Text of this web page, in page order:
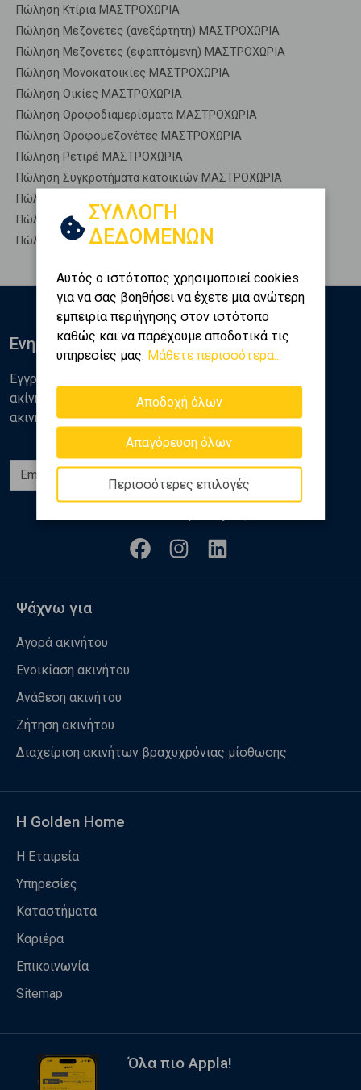
Πώληση Κτίρια ΜΑΣΤΡΟΧΩΡΙΑ
Πώληση Μεζονέτες (ανεξάρτητη) ΜΑΣΤΡΟΧΩΡΙΑ
Πώληση Μεζονέτες (εφαπτόμενη) ΜΑΣΤΡΟΧΩΡΙΑ
Πώληση Μονοκατοικίες ΜΑΣΤΡΟΧΩΡΙΑ
Πώληση Οικίες ΜΑΣΤΡΟΧΩΡΙΑ
Πώληση Οροφοδιαμερίσματα ΜΑΣΤΡΟΧΩΡΙΑ
Πώληση Οροφομεζονέτες ΜΑΣΤΡΟΧΩΡΙΑ
Πώληση Ρετιρέ ΜΑΣΤΡΟΧΩΡΙΑ
Πώληση Συγκροτήματα κατοικιών ΜΑΣΤΡΟΧΩΡΙΑ
Πώληση Υπόγεια ΜΑΣΤΡΟΧΩΡΙΑ
Πώληση Υπόσκαφα ΜΑΣΤΡΟΧΩΡΙΑ
Πώληση Υπολ. υψουν ΜΑΣΤΡΟΧΩΡΙΑ
ΣΥΛΛΟΓΗ
ΔΕΔΟΜΕΝΩΝ
Αυτός ο ιστότοπος χρησιμοποιεί cookies
για να σας βοηθήσει να έχετε μια ανώτερη
εμπειρία περιήγησης στον ιστότοπο
καθώς και να παρέχουμε αποδοτικά τις
υπηρεσίες μας. Μάθετε περισσότερα...
Αποδοχή όλων
Απαγόρευση όλων
Περισσότερες επιλογές
Ενημερωθείτε
Εγγραφείτε στο newsletter της Golden Home για νέα
ακίνητα, αναλύσεις και διάφορα θέματα της αγοράς
ακινήτων
Ψάχνω για
Αγορά ακινήτου
Ενοικίαση ακινήτου
Ανάθεση ακινήτου
Ζήτηση ακινήτου
Διαχείριση ακινήτων βραχυχρόνιας μίσθωσης
Η Golden Home
Η Εταιρεία
Υπηρεσίες
Καταστήματα
Καριέρα
Επικοινωνία
Sitemap
Όλα πιο Appla!